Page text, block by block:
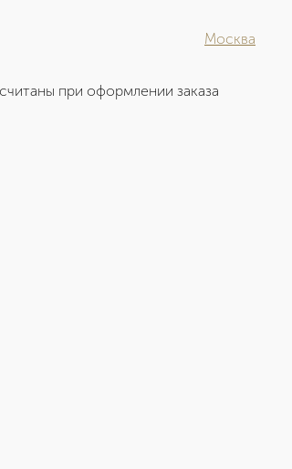
Москва
при оформлении заказа